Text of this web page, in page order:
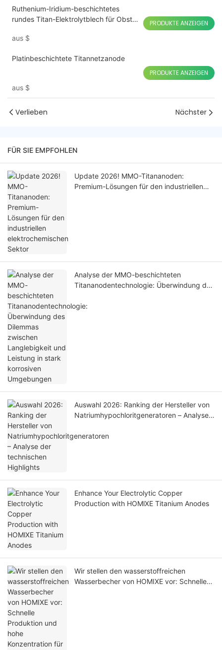
Ruthenium-Iridium-beschichtetes
rundes Titan-Elektrolytblech für Obst-
aus $
PRODUKTE ANZEIGEN
Platinbeschichtete Titannetzanode
aus $
PRODUKTE ANZEIGEN
Verlieben Nächster
FÜR SIE EMPFOHLEN
Update 2026! MMO-Titananoden:
Premium-Lösungen für den industriellen
Analyse der MMO-beschichteten
Titananodentechnologie: Überwindung des
Leistung in stark korrosiven Umgebungen
Auswahl 2026: Ranking der Hersteller von
Natriumhypochloritgeneratoren – Analyse
Enhance Your Electrolytic Copper
Production with HOMlXE Titanium Anodes
Wir stellen den wasserstoffreichen
Wasserbecher von HOMIXE vor: Schnelle